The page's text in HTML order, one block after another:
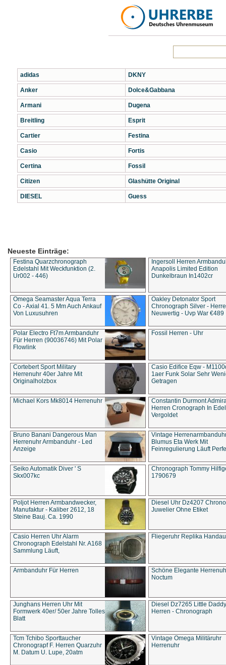
adidas
Anker
Armani
Breitling
Cartier
Casio
Certina
Citizen
DIESEL
DKNY
Dolce&Gabbana
Dugena
Esprit
Festina
Fortis
Fossil
Glashütte Original
Guess
Neueste Einträge:
Festina Quarzchronograph
Edelstahl Mit Weckfunktion (2.
Ur002 - 446)
Ingersoll Herren
Anapolis Limited Edition
Dunkelbraun In1402cr
Omega Seamaster Aqua Terra
Co - Axial 41. 5 Mm Auch Ankauf
Von Luxusuhren
Oakley Detonator Sport
Chronograph Silver -
Neuwertig - Uvp War €489
Polar Electro Ft7m Armbanduhr
Für Herren (90036746) Mit Polar
Flowlink
Fossil Herren - Uhr
Cortebert Sport Military
Herrenuhr 40er Jahre Mit
Originalholzbox
Casio Edifice Eqw -
1aer Funk Solar Sehr
Getragen
Michael Kors Mk8014 Herrenuhr
Constantin Durmont
Herren Cronograph In
Vergoldet
Bruno Banani Dangerous Man
Herrenuhr Armbanduhr - Led
Anzeige
Vintage
Blumus Eta Werk Mit
Feinregulierung Läuft
Seiko Automatik Diver ' S
Skx007kc
Chronograph Tommy
1790679
Poljot Herren Armbandwecker,
Manufaktur - Kaliber 2612, 18
Steine Bauj. Ca. 1990
Diesel Uhr Dz4207
Juwelier Ohne Etiket
Casio Herren Uhr Alarm
Chronograph Edelstahl Nr. A168
Sammlung Läuft,
Fliegeruhr Replika
Armbanduhr Für Herren
Schöne Elegante
Noctum
Junghans Herren Uhr Mit
Formwerk 40er/ 50er Jahre Tolles
Blatt
Diesel Dz7265 Little Daddy
Herren - Chronograph
Tcm Tchibo Sporttaucher
Chronograpf F. Herren Quarzuhr
M. Datum U. Lupe, 20atm
Vintage Omega Militäruhr
Herrenuhr